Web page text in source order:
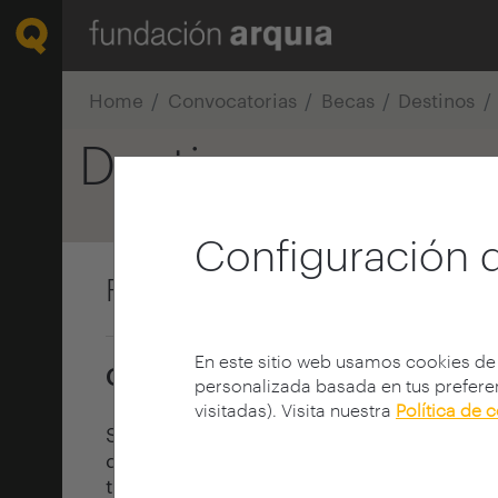
Configuración
En este sitio web usamos cookies
personalizada basada en tus
visitadas). Visita nuestra Política de
Home Convocatorias Becas Destinos
Destinos
Fundação Calouste
Gestión Cultural | Lisboa
Se trata de una fundación internacional,
que promueve el desarrollo de personas
través del arte, la ciencia, la educación y